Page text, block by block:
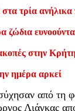
τρία ανήλικα
στην
ημέρα αρκεί
από τη
Λιάγκας